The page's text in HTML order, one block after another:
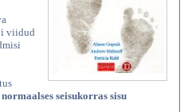
viidud
seisukorras sisu